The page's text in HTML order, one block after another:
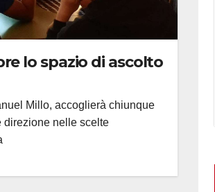
lo spazio di ascolto
Millo, accoglierà chiunque
direzione nelle scelte